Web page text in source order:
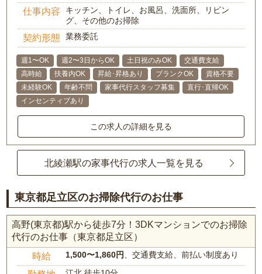
仕事内容
キッチン、トイレ、お風呂、洗面所、リビン
グ、その他のお掃除
契約形態 業務委託
週1〜OK 週2〜3日からOK 土日祝のみOK
交通費支給
高時給
扶養内OK 昇給･昇格あり ブランクOK
資格不要
未経験OK
年齢不問 家事代行スタッフ募集
直行･直帰OK
インセンティブあり
この求人の詳細を見る
北綾瀬駅の家事代行の求人一覧を見る
東京都足立区のお掃除代行のお仕事
高野(東京都)駅から徒歩7分！3DKマンションでのお掃除
代行のお仕事（東京都足立区）
時給 1,500〜1,860円 、交通費支給、前払い制度あり